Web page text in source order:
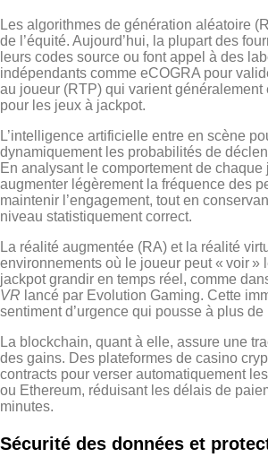
Les algorithmes de génération aléatoire
de l’équité. Aujourd’hui, la plupart des
leurs codes source ou font appel à des
indépendants comme eCOGRA pour
au joueur (RTP) qui varient généralement
pour les jeux à jackpot.
L’intelligence artificielle entre en scène
dynamiquement les probabilités de
En analysant le comportement de chaque
augmenter légèrement la fréquence des
maintenir l’engagement, tout en
niveau statistiquement correct.
La réalité augmentée (RA) et la réalité
environnements où le joueur peut « voir »
jackpot grandir en temps réel, comme
VR lancé par Evolution Gaming. Cette
sentiment d’urgence qui pousse à plus de
La blockchain, quant à elle, assure une
des gains. Des plateformes de casino
contracts pour verser automatiquement
ou Ethereum, réduisant les délais de
minutes.
Sécurité des données et